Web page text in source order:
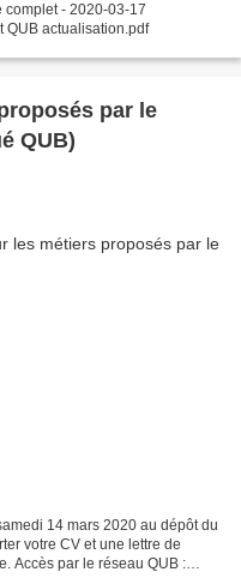
03-17
QUB actualisation.pdf
par le
QUB)
14 mars 2020 au dépôt du
votre CV et une lettre de
: